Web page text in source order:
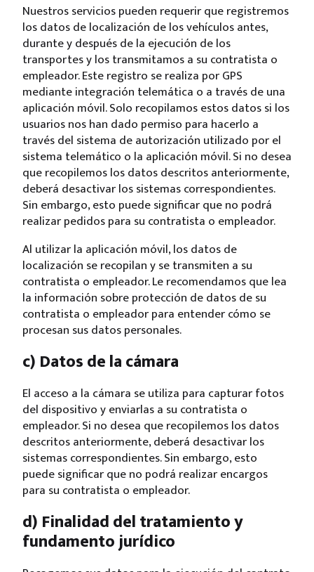
Nuestros servicios pueden requerir que registremos
los datos de localización de los vehículos antes,
durante y después de la ejecución de los
transportes y los transmitamos a su contratista o
empleador. Este registro se realiza por GPS
mediante integración telemática o a través de una
aplicación móvil. Solo recopilamos estos datos si los
usuarios nos han dado permiso para hacerlo a
través del sistema de autorización utilizado por el
sistema telemático o la aplicación móvil. Si no desea
que recopilemos los datos descritos anteriormente,
deberá desactivar los sistemas correspondientes.
Sin embargo, esto puede significar que no podrá
realizar pedidos para su contratista o empleador.
Al utilizar la aplicación móvil, los datos de
localización se recopilan y se transmiten a su
contratista o empleador. Le recomendamos que lea
la información sobre protección de datos de su
contratista o empleador para entender cómo se
procesan sus datos personales.
c) Datos de la cámara
El acceso a la cámara se utiliza para capturar fotos
del dispositivo y enviarlas a su contratista o
empleador. Si no desea que recopilemos los datos
descritos anteriormente, deberá desactivar los
sistemas correspondientes. Sin embargo, esto
puede significar que no podrá realizar encargos
para su contratista o empleador.
d) Finalidad del tratamiento y
fundamento jurídico